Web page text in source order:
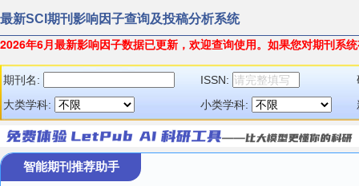
最新SCI期刊影响因子查询及投稿分析系统
2026年6月最新影响因子数据已更新，欢迎查询使用。 如果您对期刊系
期刊名: ISSN:
大类学科:
小类学科:
智能期刊推荐助手